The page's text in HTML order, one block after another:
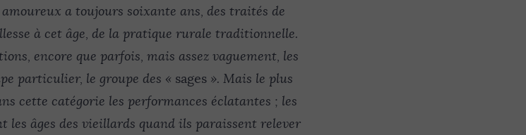
amoureux a toujours soixante ans, des traités de
à cet âge, de la pratique rurale traditionnelle.
encore que parfois, mais assez vaguement, les
particulier, le groupe des « sages ». Mais le plus
cette catégorie les performances éclatantes ; les
les âges des vieillards quand ils paraissent relever